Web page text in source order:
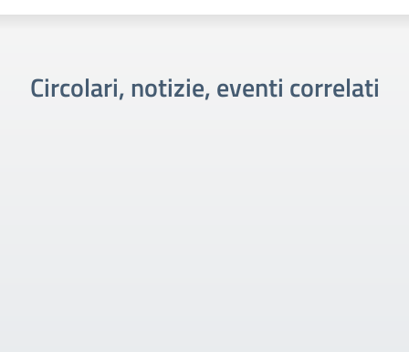
Circolari, notizie, eventi correlati